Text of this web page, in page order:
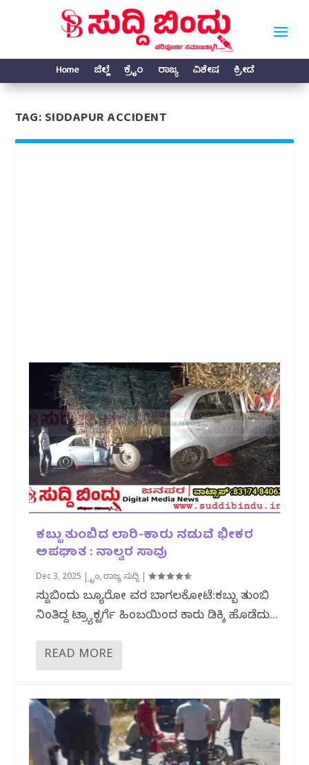
Home ಜಿಲ್ಲೆ ಕ್ರೈಂ ರಾಜ್ಯ ವಿಶೇಷ ಕ್ರೀಡೆ
TAG:SIDDAPUR ACCIDENT
ಕಬ್ಬು ತುಂಬಿದ ಲಾರಿ-ಕಾರು ನಡುವೆ ಭೀಕರ
ಅಪಘಾತ : ನಾಲ್ವರ ಸಾವು
Dec 3, 2025 |ಕ್ರೈಂ,ರಾಜ್ಯ ಸುದ್ದಿ |
ಸುದ್ದಿಬಿಂದು ಬ್ಯೂರೋ ವರದಿ ಬಾಗಲಕೋಟೆ:ಕಬ್ಬು ತುಂಬಿ
ನಿಂತಿದ್ದ ಟ್ರ್ಯಾಕ್ಟರ್ಗೆ ಹಿಂಬದಿಯಿಂದ ಕಾರು ಡಿಕ್ಕಿ ಹೊಡೆದು...
READ MORE